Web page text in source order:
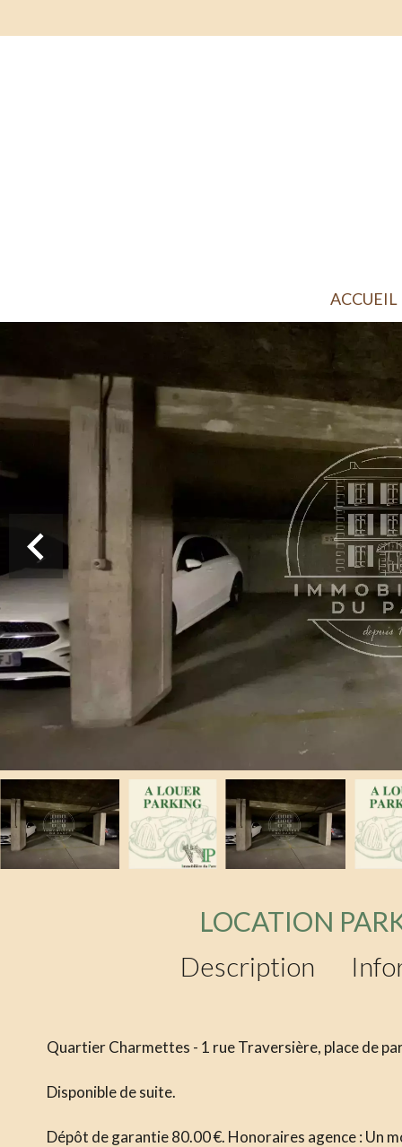
ACCUEIL
LOCATION
Description
Quartier Charmettes - 1 rue Traversière, place de
Disponible de suite.
Dépôt de garantie 80.00 €. Honoraires agence : Un